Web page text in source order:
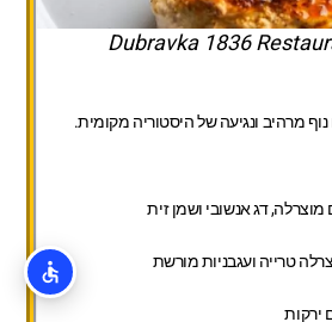
Dubravka 1836
מרהיב ונגיעה של היסטוריה מקומית.
מוצרלה, דג אנשובי ושמן זית
טרייה ועגבניות מורשת
ירקות